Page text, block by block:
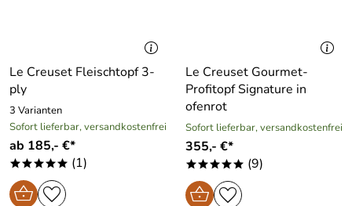
Le Creuset Fleischtopf 3-
ply
3 Varianten
Sofort lieferbar, versandkostenfrei
ab 185,- €*
***** (1)
Le Creuset Gourmet-
Profitopf Signature in
ofenrot
Sofort lieferbar, versandkostenfrei
355,- €*
***** (9)